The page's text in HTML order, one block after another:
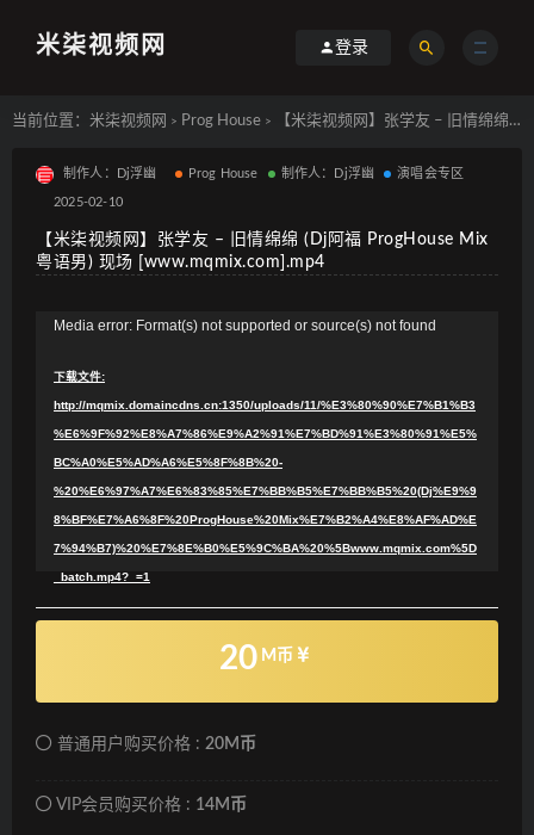
米柒视频网 登录
当前位置： 米柒视频网 > Prog House > 【米柒视频网】张学友 – 旧情绵绵 (Dj阿福 ProgHouse Mix粤语男) 现场 [www.mqmix.com].mp4
制作人：Dj浮幽 Prog House 制作人：Dj浮幽 演唱会专区
2025-02-10
【米柒视频网】张学友 – 旧情绵绵 (Dj阿福 ProgHouse Mix
粤语男) 现场 [www.mqmix.com].mp4
Media error: Format(s) not supported or source(s) not found
下载文件:
http://mqmix.domaincdns.cn:1350/uploads/11/%E3%80%90%E7%B1%B3
%E6%9F%92%E8%A7%86%E9%A2%91%E7%BD%91%E3%80%91%E5%
BC%A0%E5%AD%A6%E5%8F%8B%20-
%20%E6%97%A7%E6%83%85%E7%BB%B5%E7%BB%B5%20(Dj%E9%9
8%BF%E7%A6%8F%20ProgHouse%20Mix%E7%B2%A4%E8%AF%AD%E
7%94%B7)%20%E7%8E%B0%E5%9C%BA%20%5Bwww.mqmix.com%5D
_batch.mp4?_=1
20 M币
普通用户购买价格 : 20M币
VIP会员购买价格 : 14M币